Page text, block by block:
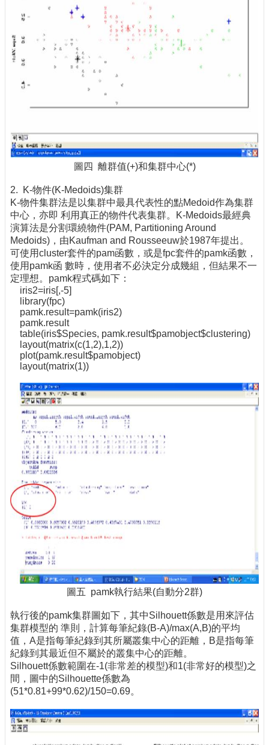
圖四 離群值(+)和集群中心(*)
2. K-物件(K-Medoids)集群
K-物件集群法是以集群中最具代表性的點Medoid作為集群
中心，亦即 利用真正的物件代表集群。K-Medoids最經典
演算法是分割環繞物件(PAM, Partitioning Around
Medoids)，由Kaufman and Rousseeuw於1987年提出。
可使用cluster套件的pam函數，或是fpc套件的pamk函數，
使用pamk函 數時，使用者不必決定分成幾組，但結果不一
定理想。pamk程式碼如下：
iris2=iris[,-5]
library(fpc)
pamk.result=pamk(iris2)
pamk.result
table(iris$Species, pamk.result$pamobject$clustering)
layout(matrix(c(1,2),1,2))
plot(pamk.result$pamobject)
layout(matrix(1))
圖五 pamk執行結果(自動分2群)
執行後的pamk集群圖如下，其中Silhouett係數是用來評估
集群模型的 準則，計算每筆紀錄(B-A)/max(A,B)的平均
值，A是指每筆紀錄到其所屬叢集中心的距離，B是指每筆
紀錄到其最近但不屬於的叢集中心的距離。
Silhouett係數範圍在-1(非常差的模型)和1(非常好的模型)之
間，圖中的Silhouette係數為
(51*0.81+99*0.62)/150=0.69。